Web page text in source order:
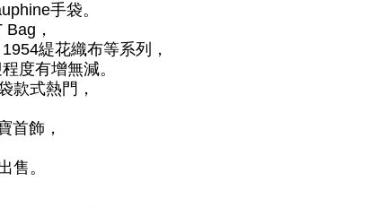
手袋。
，
緹花織布等系列，
度有增無減。
款式熱門，
首飾，
售。